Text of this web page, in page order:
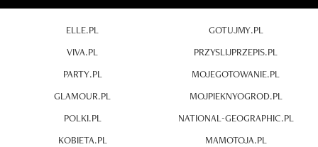
ELLE.PL
VIVA.PL
PARTY.PL
GLAMOUR.PL
POLKI.PL
KOBIETA.PL
GOTUJMY.PL
PRZYSLIJPRZEPIS.PL
MOJEGOTOWANIE.PL
MOJPIEKNYOGROD.PL
NATIONAL-GEOGRAPHIC.PL
MAMOTOJA.PL